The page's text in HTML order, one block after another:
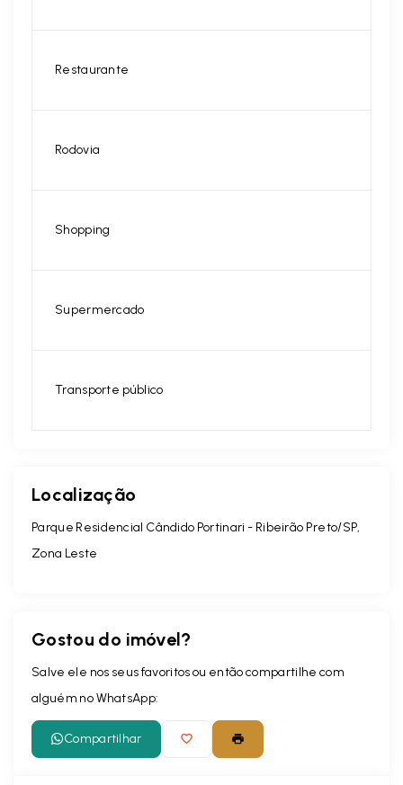
Restaurante
Rodovia
Shopping
Supermercado
Transporte público
Localização
Parque Residencial Cândido Portinari - Ribeirão Preto/SP,
Zona Leste
Gostou do imóvel?
Salve ele nos seus favoritos ou então compartilhe com
alguém no WhatsApp:
Compartilhar